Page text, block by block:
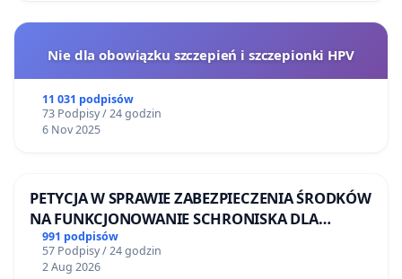
Nie dla obowiązku szczepień i szczepionki HPV
11 031 podpisów
73 Podpisy / 24 godzin
6 Nov 2025
PETYCJA W SPRAWIE ZABEZPIECZENIA ŚRODKÓW
NA FUNKCJONOWANIE SCHRONISKA DLA
BEZDOMNYCH ZWIERZĄT W SKARYSZEWIE
991 podpisów
57 Podpisy / 24 godzin
2 Aug 2026